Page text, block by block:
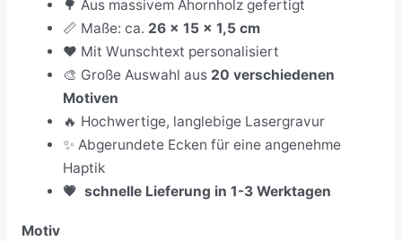
🌳 Aus massivem Ahornholz gefertigt
📏 Maße: ca. 26 × 15 × 1,5 cm
❤️ Mit Wunschtext personalisiert
🎨 Große Auswahl aus 20 verschiedenen
Motiven
🔥 Hochwertige, langlebige Lasergravur
✨ Abgerundete Ecken für eine angenehme
Haptik
💗schnelle Lieferung in 1-3 Werktagen
Motiv